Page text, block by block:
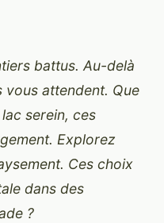
battus. Au-delà
attendent. Que
serein, ces
Explorez
Ces choix
dans des
?